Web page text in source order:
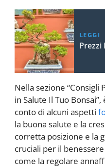
LEGGI
Prezzi
Nella sezione “Consigli
in Salute Il Tuo
conto di alcuni aspetti
la buona salute e la
corretta posizione e la
cruciali per il
come la regolare